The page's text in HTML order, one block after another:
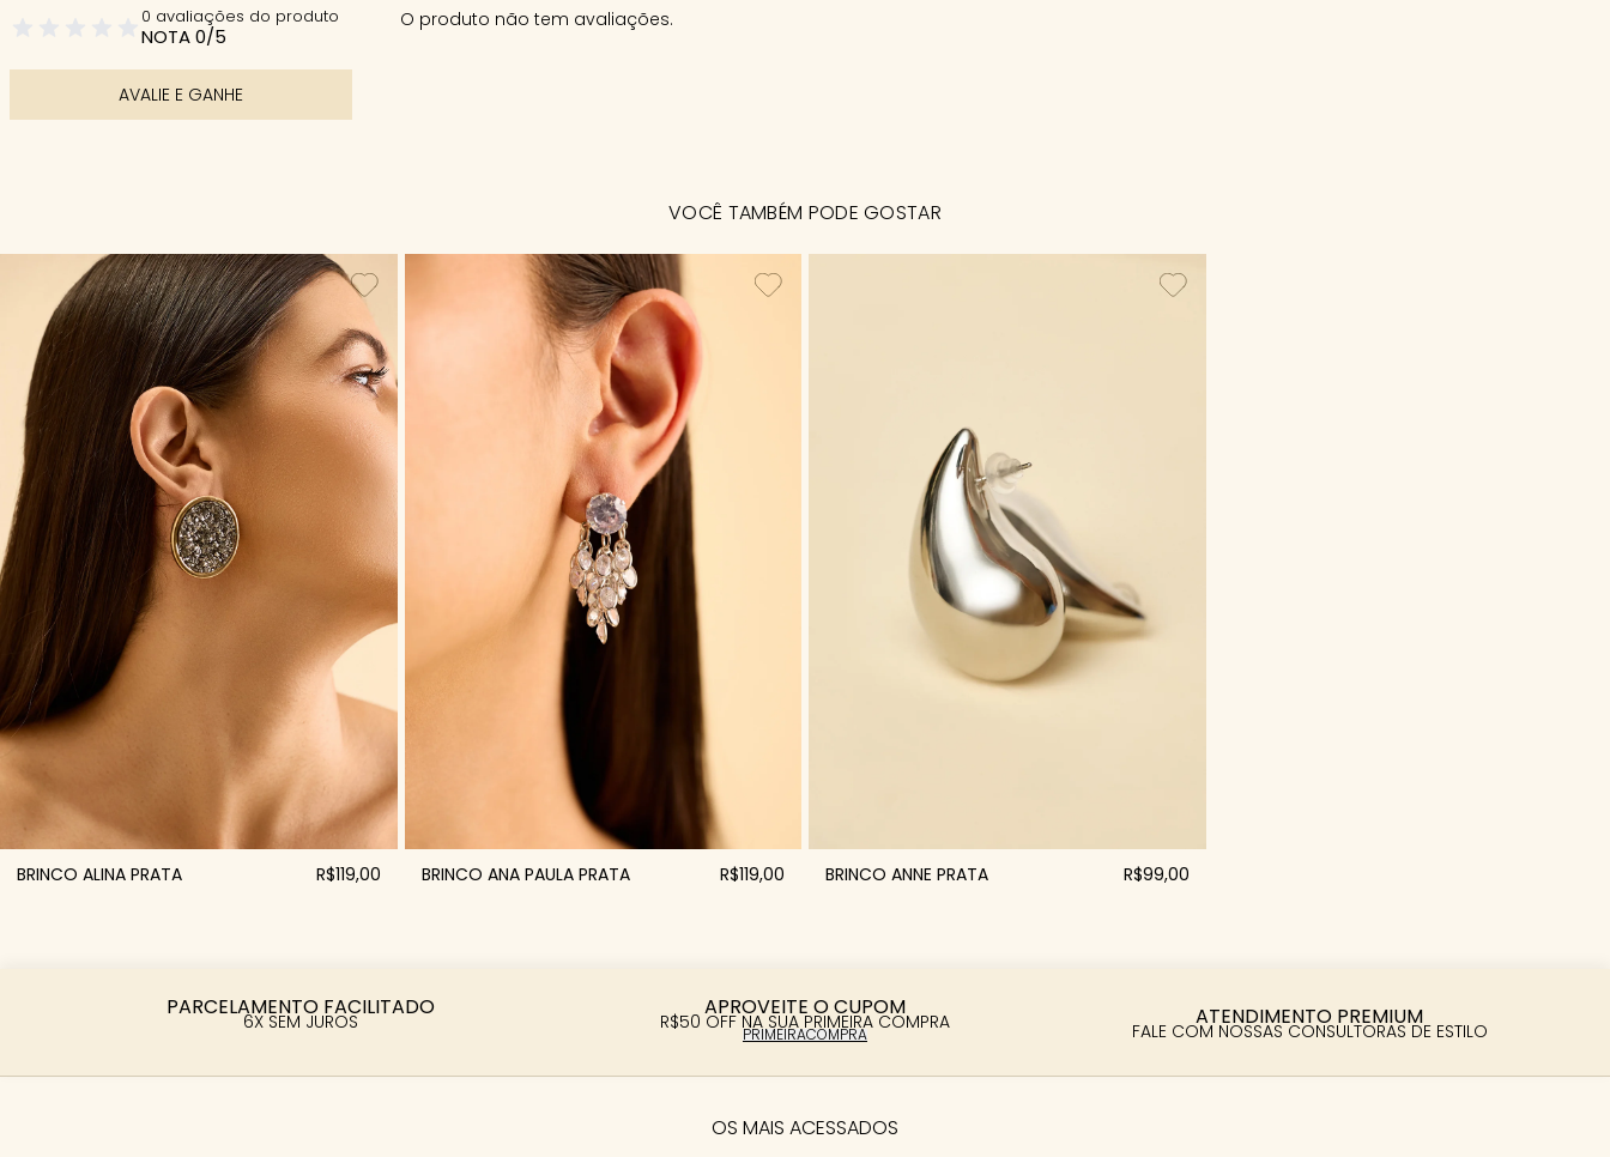
0 avaliações do produto
NOTA 0/5
AVALIE E GANHE
O produto não tem avaliações.
VOCÊ TAMBÉM PODE GOSTAR
BRINCO ALINA PRATA R$119,00 BRINCO ANA PAULA PRATA R$119,00 BRINCO ANNE PRATA R$99,00
PARCELAMENTO FACILITADO
6X SEM JUROS
APROVEITE O CUPOM
R$50 OFF NA SUA PRIMEIRA COMPRA
PRIMEIRACOMPRA
ATENDIMENTO PREMIUM
FALE COM NOSSAS CONSULTORAS DE ESTILO
OS MAIS ACESSADOS